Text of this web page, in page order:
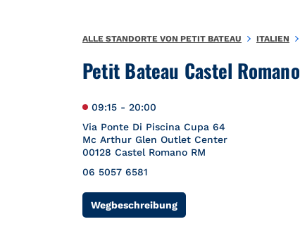
Petit Bateau Castel Romano
09:15 - 20:00
Via Ponte Di Piscina Cupa 64
Mc Arthur Glen Outlet Center
00128 Castel Romano RM
06 5057 6581
WegbeschreibungLink Opens in New Tab
ALLE STANDORTE VON PETIT BATEAU ITALIEN